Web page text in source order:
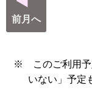
前月へ
※ このご利用予
いない」予定